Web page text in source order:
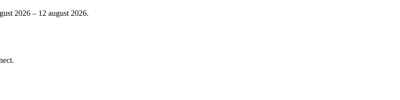
2026 – 12 august 2026.